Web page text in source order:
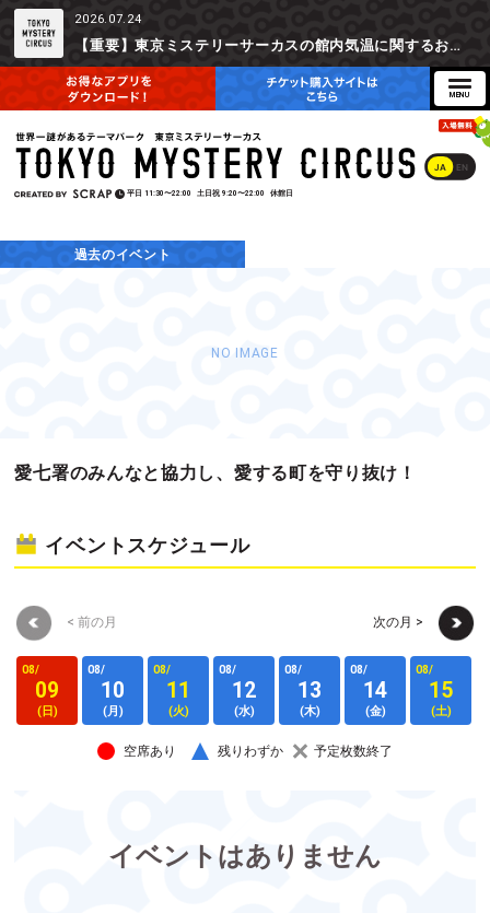
2026.07.24
【重要】東京ミステリーサーカスの館内気温に関するお詫びとご参加辞退時の返金対応について
JA EN
平日 11:30〜22:00 土日祝 9:20〜22:00 休館日
過去のイベント
NO IMAGE
愛七署のみんなと協力し、愛する町を守り抜け！
イベントスケジュール
< 前の月 次の月 >
08/
09
(日)
08/
10
(月)
08/
11
(火)
08/
12
(水)
08/
13
(木)
08/
14
(金)
08/
15
(土)
空席あり 残りわずか 予定枚数終了
イベントはありません